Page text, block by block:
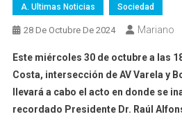
A. Ultimas Noticias Sociedad
28 De Octubre De 2024 Mariano
Este miércoles 30 de octubre a las
Costa, intersección de AV Varela y
llevará a cabo el acto en donde se
recordado Presidente Dr. Raúl